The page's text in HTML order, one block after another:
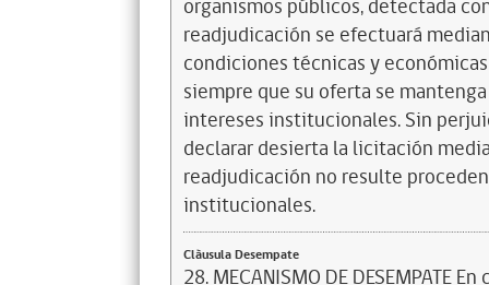
organismos públicos, detectada
readjudicación se efectuará
condiciones técnicas y
siempre que su oferta se
intereses institucionales. Sin
declarar desierta la licitación
readjudicación no resulte
institucionales.
Clàusula Desempate
28. MECANISMO DE DESEMPATE